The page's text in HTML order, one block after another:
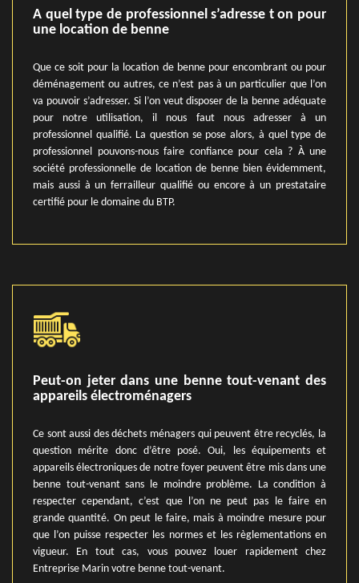
A quel type de professionnel s’adresse t on pour
une location de benne
Que ce soit pour la location de benne pour encombrant ou pour
déménagement ou autres, ce n’est pas à un particulier que l’on
va pouvoir s’adresser. Si l’on veut disposer de la benne adéquate
pour notre utilisation, il nous faut nous adresser à un
professionnel qualifié. La question se pose alors, à quel type de
professionnel pouvons-nous faire confiance pour cela ? À une
société professionnelle de location de benne bien évidemment,
mais aussi à un ferrailleur qualifié ou encore à un prestataire
certifié pour le domaine du BTP.
Peut-on jeter dans une benne tout-venant des
appareils électroménagers
Ce sont aussi des déchets ménagers qui peuvent être recyclés, la
question mérite donc d’être posé. Oui, les équipements et
appareils électroniques de notre foyer peuvent être mis dans une
benne tout-venant sans le moindre problème. La condition à
respecter cependant, c’est que l’on ne peut pas le faire en
grande quantité. On peut le faire, mais à moindre mesure pour
que l’on puisse respecter les normes et les règlementations en
vigueur. En tout cas, vous pouvez louer rapidement chez
Entreprise Marin votre benne tout-venant.